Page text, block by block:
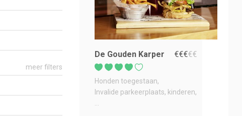
meer filters
De Gouden Karper €€€€€
Honden toegestaan
Invalide parkeerplaats kinderen